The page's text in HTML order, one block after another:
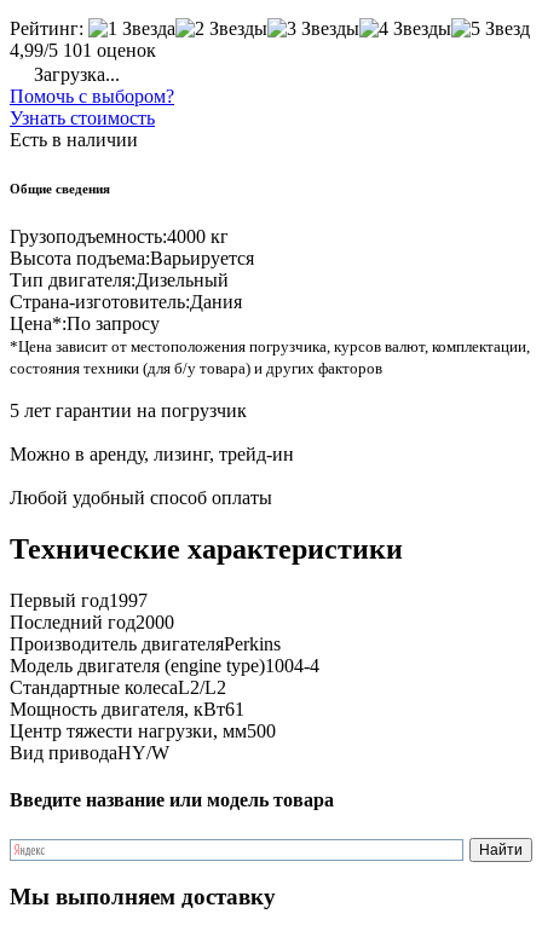
Рейтинг:
4,99/5 101 оценок
Загрузка...
Помочь с выбором?
Узнать стоимость
Есть в наличии
Общие сведения
Грузоподъемность:4000 кг
Высота подъема:Варьируется
Тип двигателя:Дизельный
Страна-изготовитель:Дания
Цена*:По запросу
*Цена зависит от местоположения погрузчика, курсов валют, комплектации,
состояния техники (для б/у товара) и других факторов
5 лет гарантии на погрузчик
Можно в аренду, лизинг, трейд-ин
Любой удобный способ оплаты
Технические характеристики
Первый год1997
Последний год2000
Производитель двигателяPerkins
Модель двигателя (engine type)1004-4
Стандартные колесаL2/L2
Мощность двигателя, кВт61
Центр тяжести нагрузки, мм500
Вид приводаHY/W
Введите название или модель товара
Мы выполняем доставку